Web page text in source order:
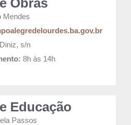
Obras
Mendes
s/n
8h às 14h
Educação
Passos